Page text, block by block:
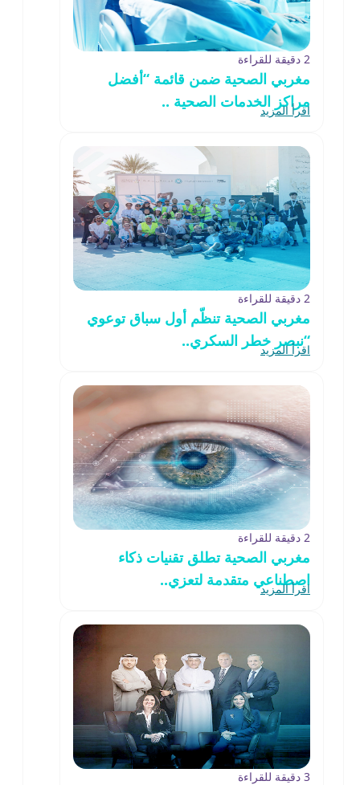
2 دقيقة للقراءة
مغربي الصحية ضمن قائمة “أفضل
مراكز الخدمات الصحية ..
اقرأ المزيد
2 دقيقة للقراءة
مغربي الصحية تنظّم أول سباق توعوي
“نبصر خطر السكري..
اقرأ المزيد
2 دقيقة للقراءة
مغربي الصحية تطلق تقنيات ذكاء
اصطناعي متقدمة لتعزي..
اقرأ المزيد
3 دقيقة للقراءة